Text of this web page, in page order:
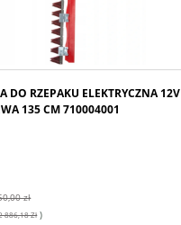
DO RZEPAKU ELEKTRYCZNA 12V
135 CM 710004001
zł
886,18 Zł)